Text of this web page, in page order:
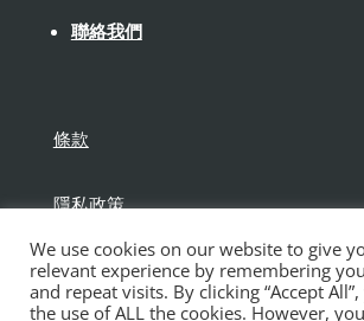
聯絡我們
條款
隱私政策
免責聲明
We use cookies on our website to give
relevant experience by remembering
and repeat visits. By clicking “Accept
the use of ALL the cookies. However,